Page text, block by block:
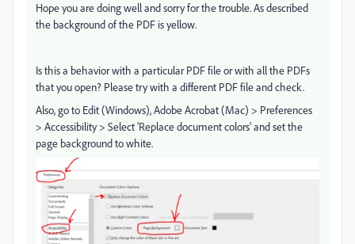
Hope you are doing well and sorry for the trouble. As described
the background of the PDF is yellow.
Is this a behavior with a particular PDF file or with all the PDFs
that you open? Please try with a different PDF file and check.
Also, go to Edit (Windows), Adobe Acrobat (Mac) > Preferences
> Accessibility > Select 'Replace document colors' and set the
page background to white.